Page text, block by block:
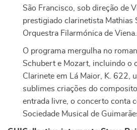
São Francisco, sob direção de
prestigiado clarinetista Mathias
Orquestra Filarmónica de Viena.
O programa mergulha no
Schubert e Mozart, incluindo o
Clarinete em Lá Maior, K. 622,
sublimes criações do
entrada livre, o concerto conta
Sociedade Musical de